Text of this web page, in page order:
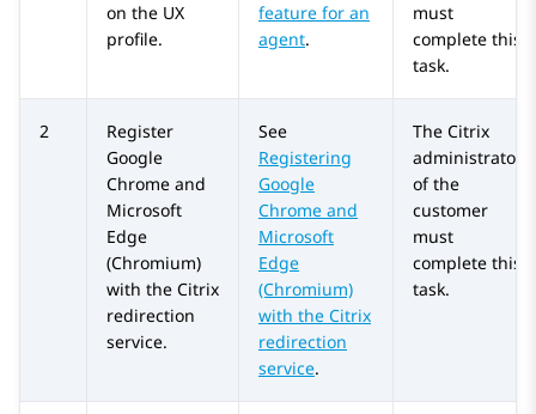
on the UX
profile.
feature for an
agent.
must
complete this
task.
2
Register
Google
Chrome and
Microsoft
Edge
(Chromium)
with the Citrix
redirection
service.
See
Registering
Google
Chrome and
Microsoft
Edge
(Chromium)
with the Citrix
redirection
service.
The Citrix
administrator
of the
customer
must
complete this
task.